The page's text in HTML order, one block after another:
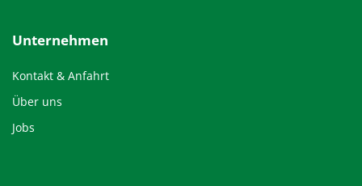
Unternehmen
Kontakt & Anfahrt
Über uns
Jobs